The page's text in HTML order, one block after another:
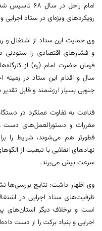
امام راحل در
رویکردهای ویژه‌ای در ستاد اجرایی
وی حمایت این ستاد از اشتغال و
و فشارهای اقتصادی را ستودنی
فرمان حضرت امام (ره) از
سال و اقدام این ستاد در زمینه
جنوبی بسیار ارزشمند و قابل
قناعت به تفاوت عملکرد در
مقررات و دستورالعمل‌های دست
قطورتر هم می‌شوند، شرایط را
نهادهای انقلابی با تبعیت از
سرعت پیش می‌برند.
وی اظهار داشت: نتایج بررسی‌ها
ظرفیت‌های ستاد اجرایی در
است و برخلاف دیگر استان‌های
اجرایی و بنیاد برکت را از دست